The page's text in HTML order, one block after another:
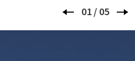
02 / 05